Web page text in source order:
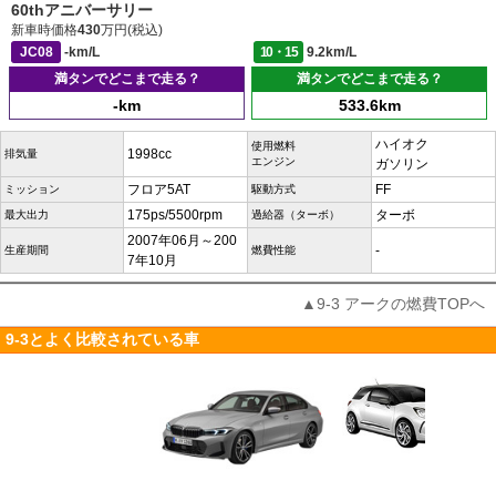
60thアニバーサリー
新車時価格430万円(税込)
JC08
-km/L 10・15
9.2km/L
満タンでどこまで走る？
-km
満タンでどこまで走る？
533.6km
排気量 1998cc
使用燃料
エンジン
ハイオク
ガソリン
ミッション フロア5AT 駆動方式 FF
最大出力 175ps/5500rpm 過給器（ターボ） ターボ
生産期間
2007年06月～200
7年10月
燃費性能 -
▲9-3 アークの燃費TOPへ
9-3とよく比較されている車